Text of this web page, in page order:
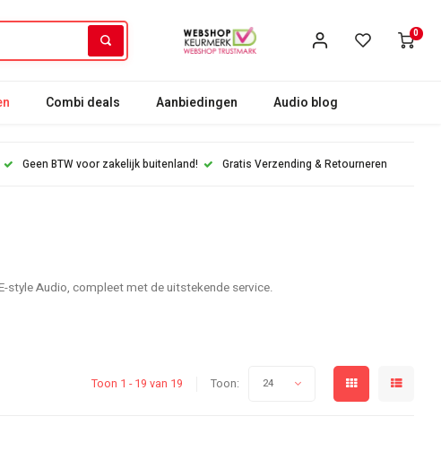
0
Combi deals Aanbiedingen Audio blog
Geen BTW voor zakelijk buitenland! Gratis Verzending & Retourneren
style Audio, compleet met de uitstekende service.
Toon 1 - 19 van 19 Toon: 24